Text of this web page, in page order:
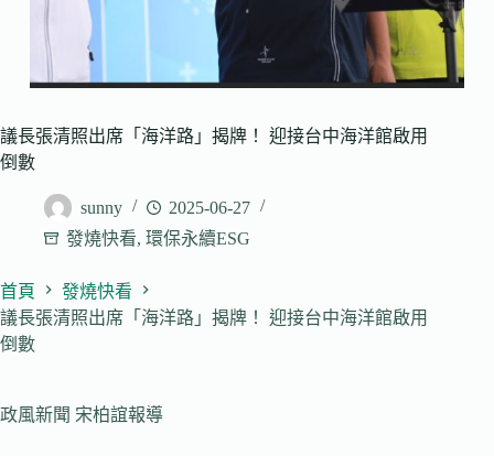
議長張清照出席「海洋路」揭牌！ 迎接台中海洋館啟用
倒數
sunny
2025-06-27
發燒快看, 環保永續ESG
首頁
發燒快看
議長張清照出席「海洋路」揭牌！ 迎接台中海洋館啟用
倒數
政風新聞 宋柏誼報導